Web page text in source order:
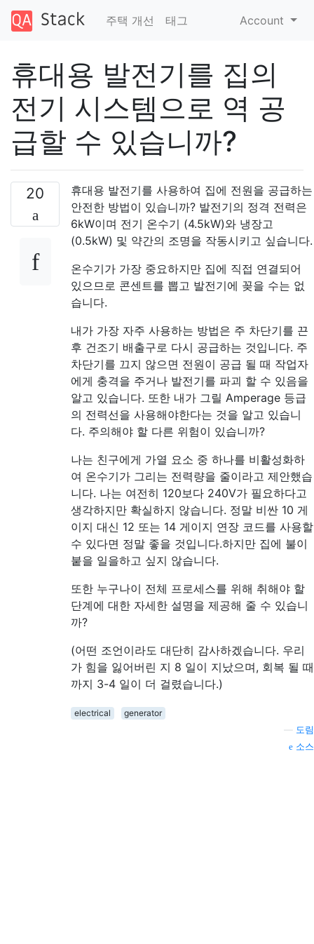
주택 개선 태그 Account
휴대용 발전기를 집의
전기 시스템으로 역 공
급할 수 있습니까?
20
휴대용 발전기를 사용하여 집에 전원을 공급하는
안전한 방법이 있습니까? 발전기의 정격 전력은
6kW이며 전기 온수기 (4.5kW)와 냉장고
(0.5kW) 및 약간의 조명을 작동시키고 싶습니다.
온수기가 가장 중요하지만 집에 직접 연결되어
있으므로 콘센트를 뽑고 발전기에 꽂을 수는 없
습니다.
내가 가장 자주 사용하는 방법은 주 차단기를 끈
후 건조기 배출구로 다시 공급하는 것입니다. 주
차단기를 끄지 않으면 전원이 공급 될 때 작업자
에게 충격을 주거나 발전기를 파괴 할 수 있음을
알고 있습니다. 또한 내가 그릴 Amperage 등급
의 전력선을 사용해야한다는 것을 알고 있습니
다. 주의해야 할 다른 위험이 있습니까?
나는 친구에게 가열 요소 중 하나를 비활성화하
여 온수기가 그리는 전력량을 줄이라고 제안했습
니다. 나는 여전히 120보다 240V가 필요하다고
생각하지만 확실하지 않습니다. 정말 비싼 10 게
이지 대신 12 또는 14 게이지 연장 코드를 사용할
수 있다면 정말 좋을 것입니다.하지만 집에 불이
붙을 일을하고 싶지 않습니다.
또한 누구나이 전체 프로세스를 위해 취해야 할
단계에 대한 자세한 설명을 제공해 줄 수 있습니
까?
(어떤 조언이라도 대단히 감사하겠습니다. 우리
가 힘을 잃어버린 지 8 일이 지났으며, 회복 될 때
까지 3-4 일이 더 걸렸습니다.)
electrical
generator
도림
소스